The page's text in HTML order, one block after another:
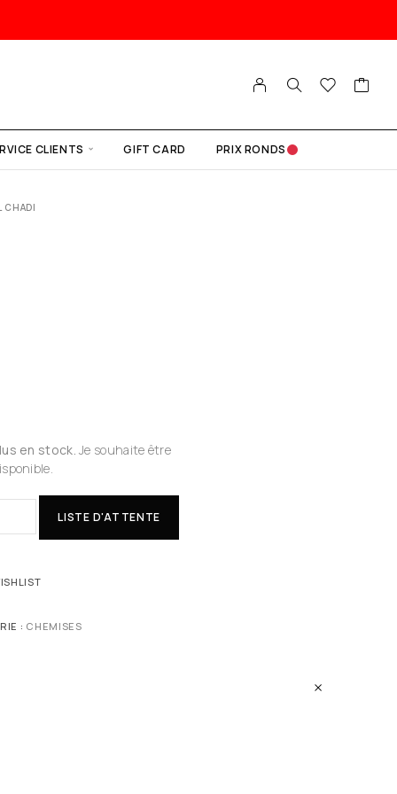
CLIENTS GIFT CARD PRIX RONDS
CHADI
en stock. Je souhaite être
LISTE D'ATTENTE
: CHEMISES